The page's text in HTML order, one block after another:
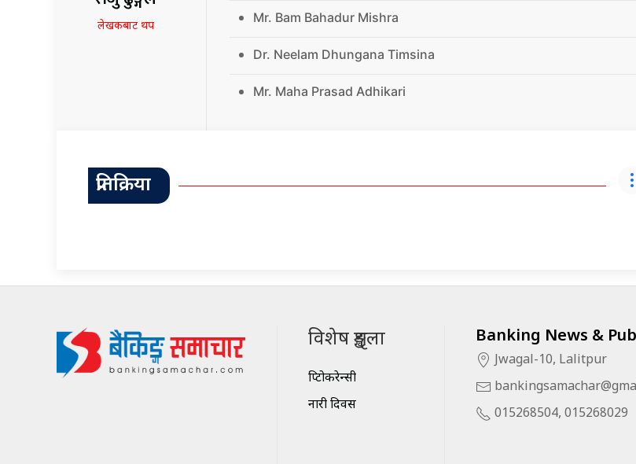
लेखकबाट थप
Mr. Bam Bahadur Mishra
Dr. Neelam Dhungana Timsina
Mr. Maha Prasad Adhikari
प्रतिक्रिया
विशेष शृङ्खला
क्रिप्टोकरेन्सी
नारी दिवस
Banking News &
Jwagal-10, Lalitpur
015268504, 015268029